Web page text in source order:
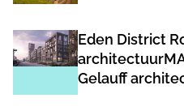
Eden District
Gelauff